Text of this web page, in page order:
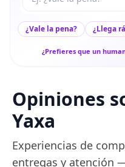
¿Vale la pena? ¿Llega
¿Prefieres que un
Opiniones
Yaxa
Experiencias de
entregas y atención